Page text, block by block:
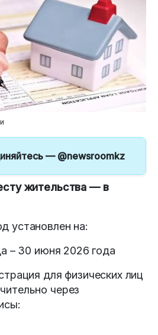
— @newsroomkz
жительства — в
установлен на:
– 30 июня 2026 года
для физических лиц
через